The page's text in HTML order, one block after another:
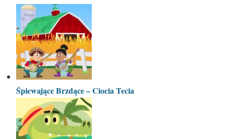
Śpiewające Brzdące – Ciocia Tecia